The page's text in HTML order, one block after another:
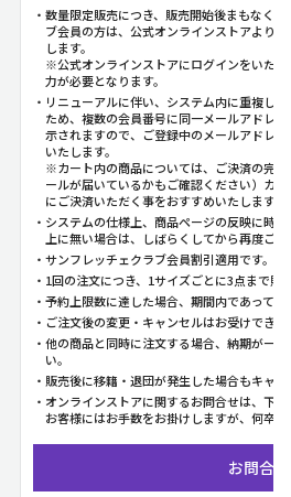
・数量限定販売につき、販売開始後まもなく
ブ会員の方は、公式オンラインストアより
します。
※公式オンラインストアにログインをいた
力が必要となります。
・リニューアルに伴い、システム内に重複し
ため、複数の会員番号に同一メールアドレ
示されますので、ご登録中のメールアドレ
いたします。
※カート内の商品については、ご決済の完
ールが届いているかもご確認ください）カ
にご決済いただく事をおすすめいたします。
・システムの仕様上、商品ページの反映に時
上に無い場合は、しばらくしてから再度ご
・サンフレッチェクラブ会員割引適用です。
・1回の注文につき、1サイズごとに3点まで購
・予約上限数に達した場合、期間内であって
・ご注文後の変更・キャンセルはお受けでき
・他の商品と同時に注文する場合、納期が一
い。
・販売後に移籍・退団が発生した場合もキャ
・オンラインストアに関するお問合せは、下
お客様にはお手数をお掛けしますが、何卒
お問合